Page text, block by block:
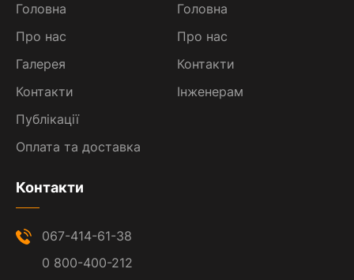
Головна
Про нас
Галерея
Контакти
Публікації
Оплата та доставка
Головна
Про нас
Контакти
Інженерам
Контакти
067-414-61-38
0 800-400-212